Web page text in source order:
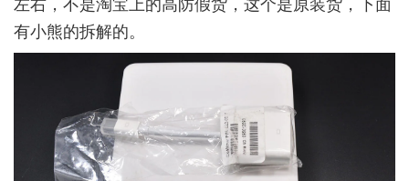
有小熊的拆解的。